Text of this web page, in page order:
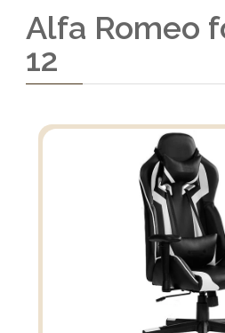
Alfa Romeo
12